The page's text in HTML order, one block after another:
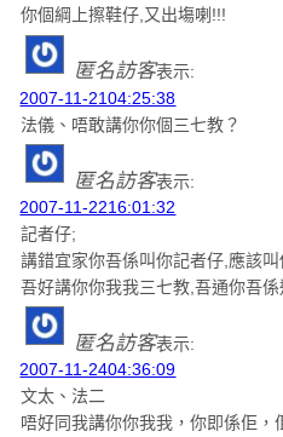
你個綱上擦鞋仔,又出塲喇!!!
匿名訪客表示:
2007-11-2104:25:38
法儀、唔敢講你你個三七教？
匿名訪客表示:
2007-11-2216:01:32
記者仔;
講錯宜家你吾係叫你記者仔,應該
吾好講你你我我三七教,吾通你吾
匿名訪客表示:
2007-11-2404:36:09
文太、法二
唔好同我講你你我我，你即係佢